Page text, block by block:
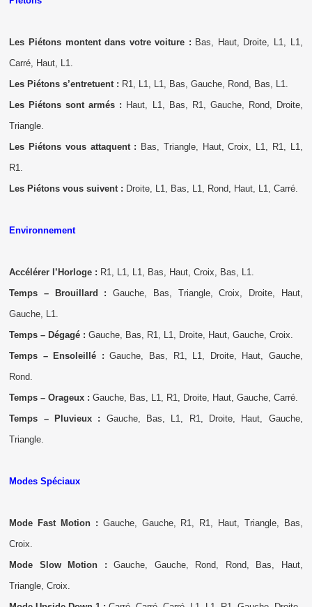
Les Piétons montent dans votre voiture : Bas, Haut, Droite, L1, L1,
Carré, Haut, L1.
Les Piétons s’entretuent : R1, L1, L1, Bas, Gauche, Rond, Bas, L1.
Les Piétons sont armés : Haut, L1, Bas, R1, Gauche, Rond, Droite,
Triangle.
Les Piétons vous attaquent : Bas, Triangle, Haut, Croix, L1, R1, L1,
R1.
Les Piétons vous suivent : Droite, L1, Bas, L1, Rond, Haut, L1, Carré.
Environnement
Accélérer l’Horloge : R1, L1, L1, Bas, Haut, Croix, Bas, L1.
Temps – Brouillard :
Gauche, Bas, Triangle, Croix, Droite, Haut,
Gauche, L1.
Temps – Dégagé : Gauche, Bas, R1, L1, Droite, Haut, Gauche, Croix.
Temps – Ensoleillé : Gauche, Bas, R1, L1, Droite, Haut, Gauche,
Rond.
Temps – Orageux : Gauche, Bas, L1, R1, Droite, Haut, Gauche, Carré.
Temps – Pluvieux : Gauche, Bas, L1, R1, Droite, Haut, Gauche,
Triangle.
Modes Spéciaux
Mode Fast Motion : Gauche, Gauche, R1, R1, Haut, Triangle, Bas,
Croix.
Mode Slow Motion : Gauche, Gauche, Rond, Rond, Bas, Haut,
Triangle, Croix.